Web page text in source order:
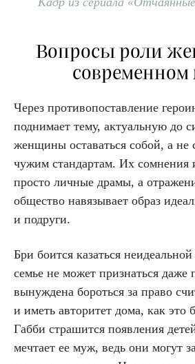
Вопросы роли
современном
Через противопоставление
поднимает тему, актуальную до
женщины оставаться собой, а не
чужим стандартам. Их
просто личные драмы, а
общество навязывает образ
и подруги.
Бри боится казаться
семье не может признаться даже
вынуждена бороться за право
и иметь авторитет дома, как это
Габби страшится появления
мечтает ее муж, ведь они могут